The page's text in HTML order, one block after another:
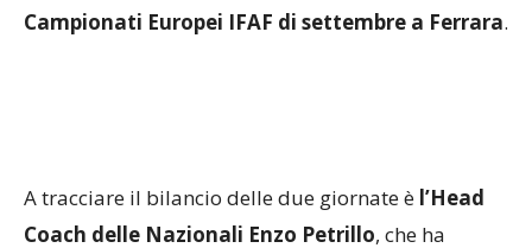
Campionati Europei IFAF di settembre a Ferrara.
Coach delle Nazionali Enzo Petrillo, che ha